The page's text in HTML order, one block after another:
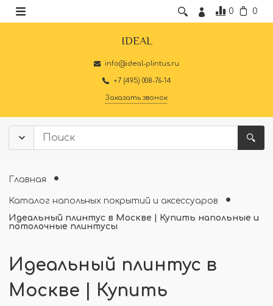
0 0
IDEAL
info@ideal-plintus.ru
+7 (495) 008-76-14
Заказать звонок
Главная
Каталог напольных покрытий и аксессуаров
Идеальный плинтус в Москве | Купить напольные и
потолочные плинтусы
Идеальный плинтус в
Москве | Купить